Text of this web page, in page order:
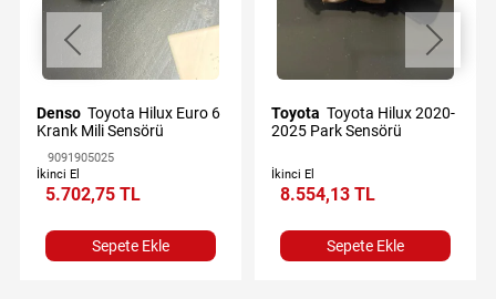
Denso Toyota Hilux Euro 6
Krank Mili Sensörü
9091905025
İkinci El
5.702,75 TL
Sepete Ekle
Toyota
2025 Park Sensörü
İkinci El
8.554,13 TL
Sepete Ekle